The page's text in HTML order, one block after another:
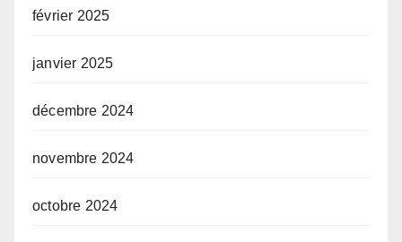
février 2025
janvier 2025
décembre 2024
novembre 2024
octobre 2024